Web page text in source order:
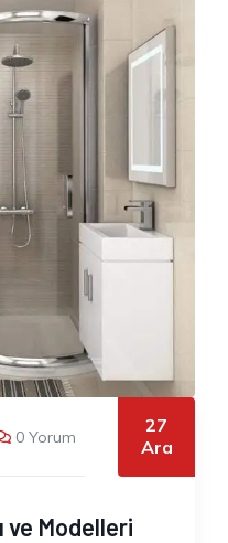
0 Yorum
27
Ara
ve Modelleri